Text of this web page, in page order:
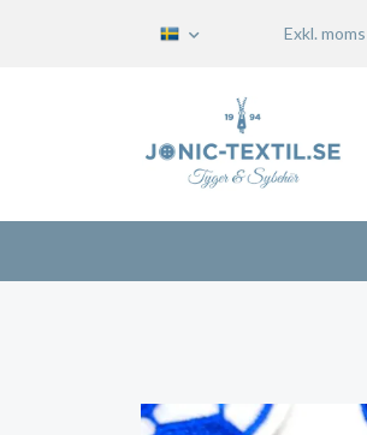
Exkl. moms